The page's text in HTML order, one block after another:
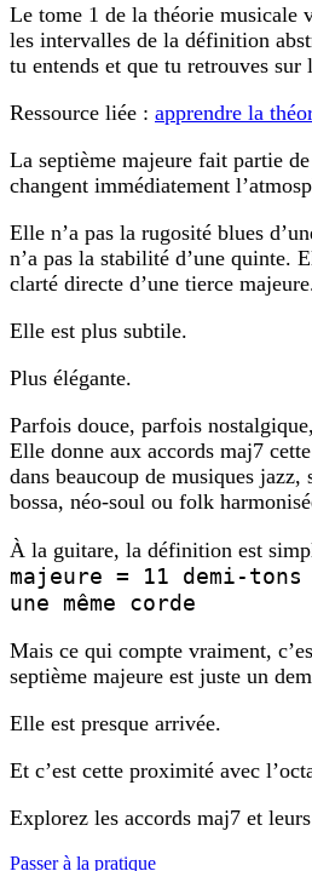
Le tome 1 de la théorie musicale
les intervalles de la définition
tu entends et que tu retrouves sur
Ressource liée : apprendre la
La septième majeure fait partie
changent immédiatement
Elle n’a pas la rugosité blues
n’a pas la stabilité d’une quinte.
clarté directe d’une tierce
Elle est plus subtile.
Plus élégante.
Parfois douce, parfois
Elle donne aux accords maj7
dans beaucoup de musiques jazz,
bossa, néo-soul ou folk
À la guitare, la définition est
majeure = 11 demi-
une même corde
Mais ce qui compte vraiment,
septième majeure est juste un
Elle est presque arrivée.
Et c’est cette proximité avec
Explorez les accords maj7 et
Passer à la pratique